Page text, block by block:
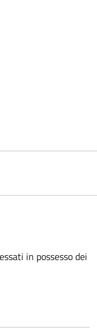
in possesso dei